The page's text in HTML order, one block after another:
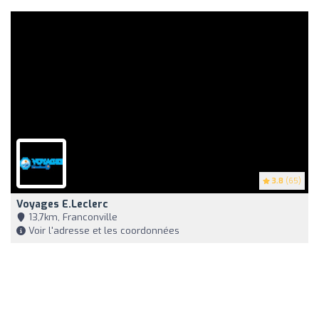
3.8 (65)
Voyages E.Leclerc
13,7km, Franconville
Voir l'adresse et les coordonnées